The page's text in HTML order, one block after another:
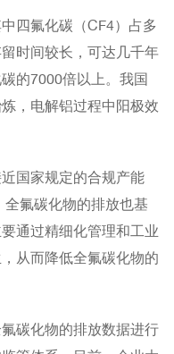
四氟化碳（CF4）占多
时间较长，可达几千年
的7000倍以上。我国
，电解铝过程中阳极效
国家规定的合规产能
全氟碳化物的排放也基
通过精细化管理和工业
从而降低全氟碳化物的
碳化物的排放数据进行